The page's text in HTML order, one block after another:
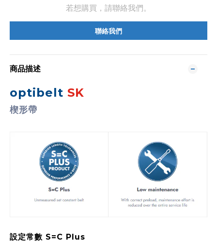
若想購買，請聯絡我們。
聯絡我們
商品描述
optibelt SK
楔形帶
設定常數 S=C Plus